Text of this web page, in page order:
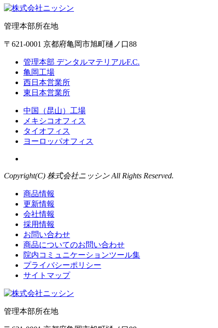
管理本部所在地
〒621-0001 京都府亀岡市旭町樋ノ口88
管理本部 デンタルマテリアルF.C.
亀岡工場
西日本営業所
東日本営業所
中国（昆山）工場
メキシコオフィス
タイオフィス
ヨーロッパオフィス
Copyright(C) 株式会社ニッシン All Rights Reserved.
商品情報
更新情報
会社情報
採用情報
お問い合わせ
商品についてのお問い合わせ
院内コミュニケーションツール集
プライバシーポリシー
サイトマップ
管理本部所在地